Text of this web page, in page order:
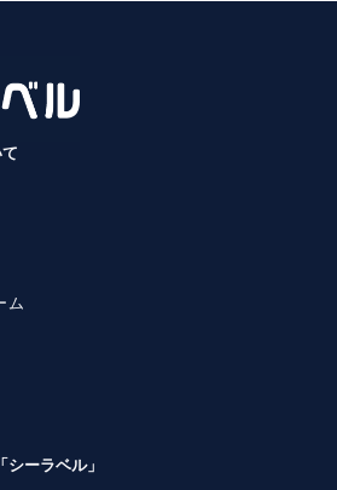
ム
ーラベル」